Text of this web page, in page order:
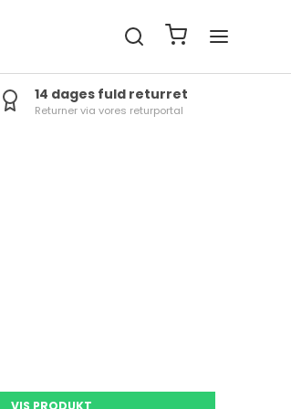
0-200 kr.
14 dages fuld returret
Returner via vores returportal
VIS PRODUKT